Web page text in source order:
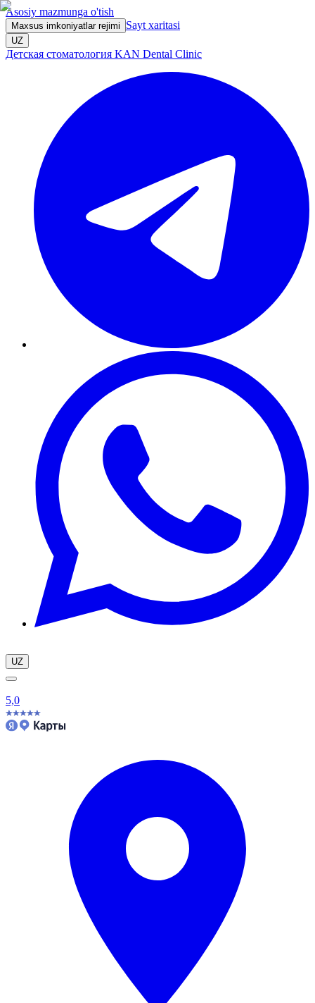
Asosiy mazmunga o'tish
Maxsus imkoniyatlar rejimi Sayt xaritasi
UZ
Детская стоматология KAN Dental Clinic
UZ
5,0